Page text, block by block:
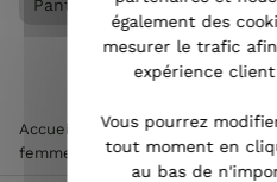
Pantalon femme
Accueil Vêtements femme >
femme
Pantalon fluide noir
également des
mesurer le trafic
expérience
Vous pourrez
tout moment en
au bas de